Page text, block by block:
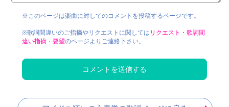
※このページは楽曲に対してのコメントを投稿するページです。
※歌詞間違いのご指摘やリクエストに関しては リクエスト・歌詞間
違い指摘・要望のページよりご連絡下さい。
コメントを送信する